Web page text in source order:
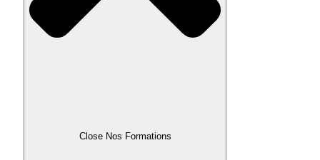
Close Nos Formations